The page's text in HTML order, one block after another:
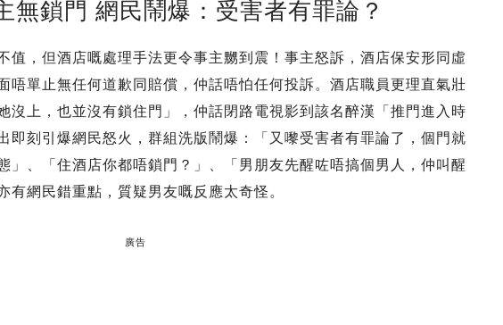
無鎖門 網民鬧爆：受害者有罪論？
值，但酒店嘅處理手法更令事主嬲到震！事主怒訴，酒店保安形同虛
唔單止無任何道歉同賠償，仲話唔怕任何投訴。酒店職員更理直氣壯
沒上，也並沒有鎖住門」，仲話閉路電視影到該名醉漢「推門進入時
即刻引爆網民怒火，群組洗版鬧爆：「又嚟受害者有罪論了，個門就
」、「住酒店你都唔鎖門？」、「男朋友先醒咗唔搞個男人，仲叫醒
有網民錯重點，質疑男友嘅反應太奇怪。
廣告